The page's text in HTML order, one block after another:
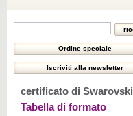
certificato di Swarovski
Tabella di formato